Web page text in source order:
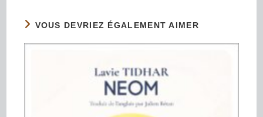
VOUS DEVRIEZ ÉGALEMENT AIMER